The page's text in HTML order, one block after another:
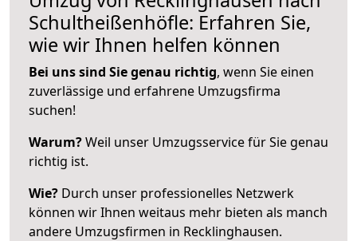
Schultheißenhöfle: Erfahren Sie,
wie wir Ihnen helfen können
Bei uns sind Sie genau richtig, wenn Sie einen
zuverlässige und erfahrene Umzugsfirma
suchen!
Warum?Weil unser Umzugsservice für Sie genau
richtig ist.
Wie? Durch unser professionelles Netzwerk
können wir Ihnen weitaus mehr bieten als manch
andere Umzugsfirmen in Recklinghausen.